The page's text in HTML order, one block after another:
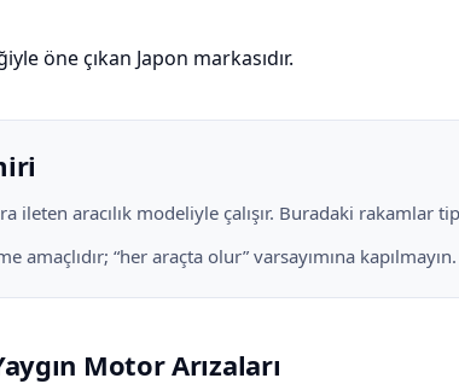
öne çıkan Japon markasıdır.
aracılık modeliyle çalışır. Buradaki rakamlar
amaçlıdır; “her araçta olur” varsayımına kapılmayın.
Motor Arızaları